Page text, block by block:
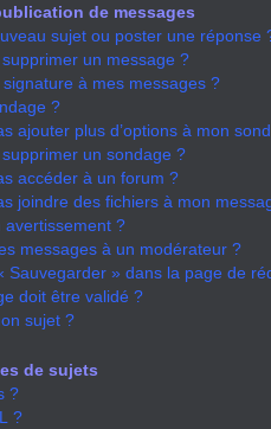
de messages
sujet ou poster une réponse
un message ?
à mes messages ?
?
ajouter plus d’options à mon
un sondage ?
accéder à un forum ?
joindre des fichiers à mon
avertissement ?
messages à un modérateur ?
Sauvegarder » dans la page de
doit être validé ?
sujet ?
de sujets
?
?